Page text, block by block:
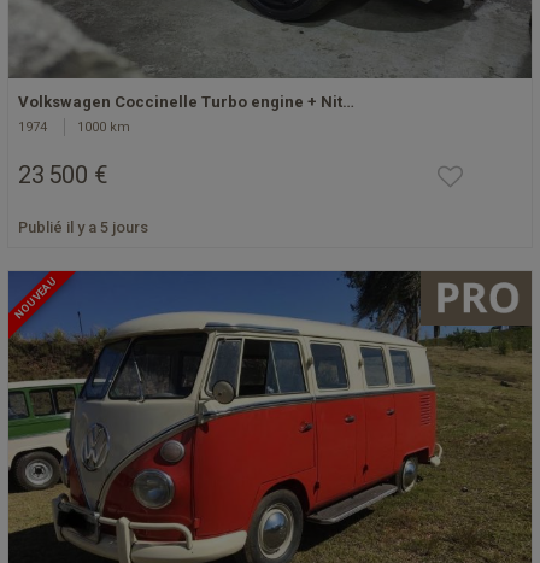
Volkswagen Coccinelle Turbo engine + Nit…
1974 1000 km
23 500 €
Publié il y a 5 jours
NOUVEAU